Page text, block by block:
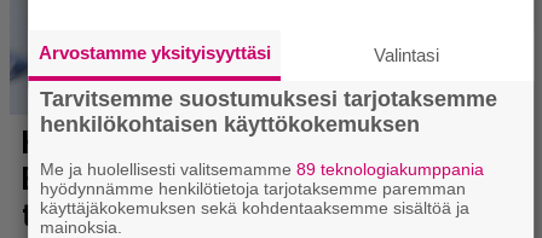
Arvostamme yksityisyyttäsi Valintasi
Tarvitsemme suostumuksesi tarjotaksemme
henkilökohtaisen käyttökokemuksen
Me ja huolellisesti valitsemamme89 teknologiakumppania
hyödynnämme henkilötietoja tarjotaksemme paremman
käyttäjäkokemuksen sekä kohdentaaksemme sisältöä ja
mainoksia.